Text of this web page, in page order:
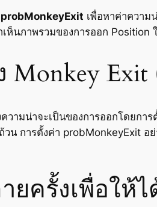
probMonkeyExit เพื่อหาค่าความ
ห็นภาพรวมของการออก Position
Monkey Exit
ความน่าจะเป็นของการออกโดยกา
น การตั้งค่า probMonkeyExit
ครั้งเพื่อให้